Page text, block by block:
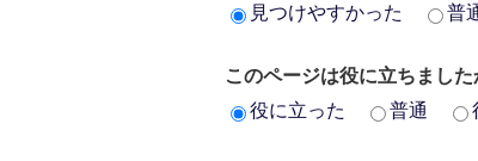
見つけやすかった
普
このページは役に立ちました
役に立った
普通